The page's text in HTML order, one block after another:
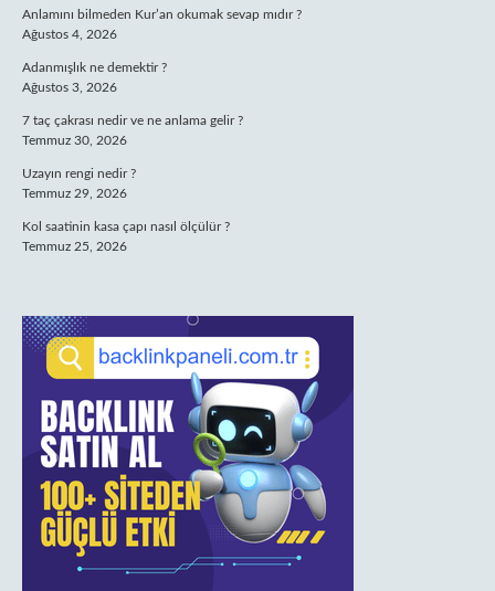
Anlamını bilmeden Kur’an okumak sevap mıdır ?
Ağustos 4, 2026
Adanmışlık ne demektir ?
Ağustos 3, 2026
7 taç çakrası nedir ve ne anlama gelir ?
Temmuz 30, 2026
Uzayın rengi nedir ?
Temmuz 29, 2026
Kol saatinin kasa çapı nasıl ölçülür ?
Temmuz 25, 2026